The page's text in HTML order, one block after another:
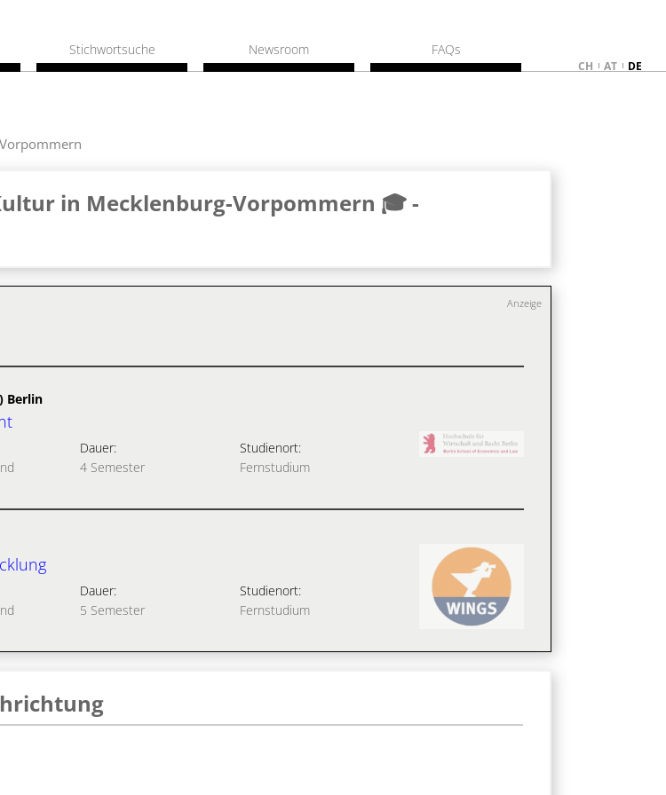
CH AT DE
in Mecklenburg-Vorpommern 🎓 -
Anzeige
Berlin
Dauer:
4 Semester
Studienort:
Fernstudium
Dauer:
5 Semester
Studienort:
Fernstudium
Stichwortsuche Newsroom FAQs